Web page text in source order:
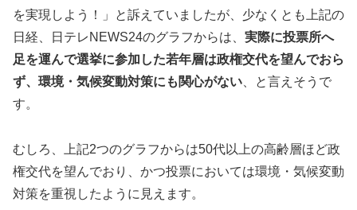
を実現しよう！」と訴えていましたが、少なくとも上記の
日経、日テレNEWS24のグラフからは、 実際に投票所へ
足を運んで選挙に参加した若年層は政権交代を望んでおら
ず、環境・気候変動対策にも関心がない 、と言えそうで
す。
むしろ、上記2つのグラフからは50代以上の高齢層ほど政
権交代を望んでおり、かつ投票においては環境・気候変動
対策を重視したように見えます。